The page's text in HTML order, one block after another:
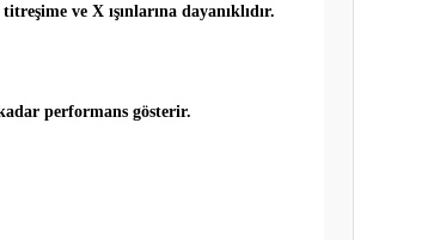
ve X ışınlarına dayanıklıdır.
performans gösterir.